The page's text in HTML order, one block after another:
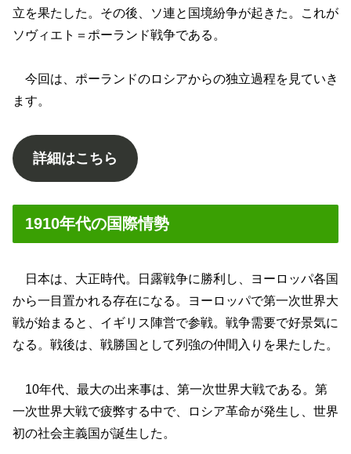
立を果たした。その後、ソ連と国境紛争が起きた。これが
ソヴィエト＝ポーランド戦争である。
今回は、ポーランドのロシアからの独立過程を見ていき
ます。
詳細はこちら
1910年代の国際情勢
日本は、大正時代。日露戦争に勝利し、ヨーロッパ各国
から一目置かれる存在になる。ヨーロッパで第一次世界大
戦が始まると、イギリス陣営で参戦。戦争需要で好景気に
なる。戦後は、戦勝国として列強の仲間入りを果たした。
10年代、最大の出来事は、第一次世界大戦である。第
一次世界大戦で疲弊する中で、ロシア革命が発生し、世界
初の社会主義国が誕生した。